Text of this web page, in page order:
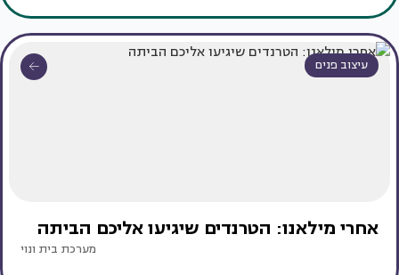
עיצוב פנים
אחרי מילאנו: הטרנדים שיגיעו אליכם הביתה
מערכת בית ונוי